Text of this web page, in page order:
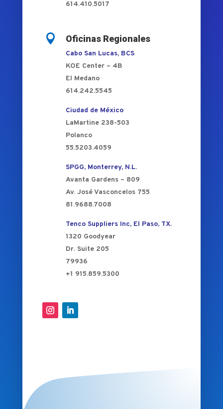
614.410.5017
 Oficinas Regionales
Cabo San Lucas, BCS
KOE Center – 4B
El Medano
614.242.5545
Ciudad de México
LaMartine 238-503
Polanco
55.5203.4059
SPGG, Monterrey, N.L.
Avanta Gardens – 809
Av. José Vasconcelos 755
81.9688.7008
Tenco Suppliers Inc, El Paso, TX.
1320 Goodyear
Dr. Suite 205
79936
+1 915.859.5300